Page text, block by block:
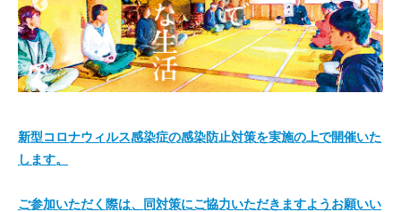
新型コロナウィルス感染症の感染防止対策を実施の上で開催いた
します。
ご参加いただく際は、同対策にご協力いただきますようお願いい